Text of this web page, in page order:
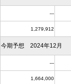
---
1,279,912
今期予想 2024年12月
---
1,664,000